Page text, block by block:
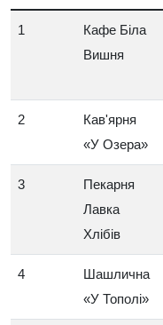
1
Кафе Біла
Вишня
2
Кав'ярня
«У Озера»
3
Пекарня
Лавка
Хлібів
4
Шашлична
«У Тополі»